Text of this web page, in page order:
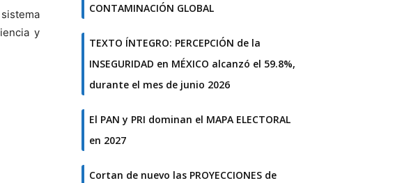
y
CONTAMINACIÓN GLOBAL
TEXTO ÍNTEGRO: PERCEPCIÓN de la
INSEGURIDAD en MÉXICO alcanzó el 59.8%,
durante el mes de junio 2026
El PAN y PRI dominan el MAPA ELECTORAL
en 2027
Cortan de nuevo las PROYECCIONES de